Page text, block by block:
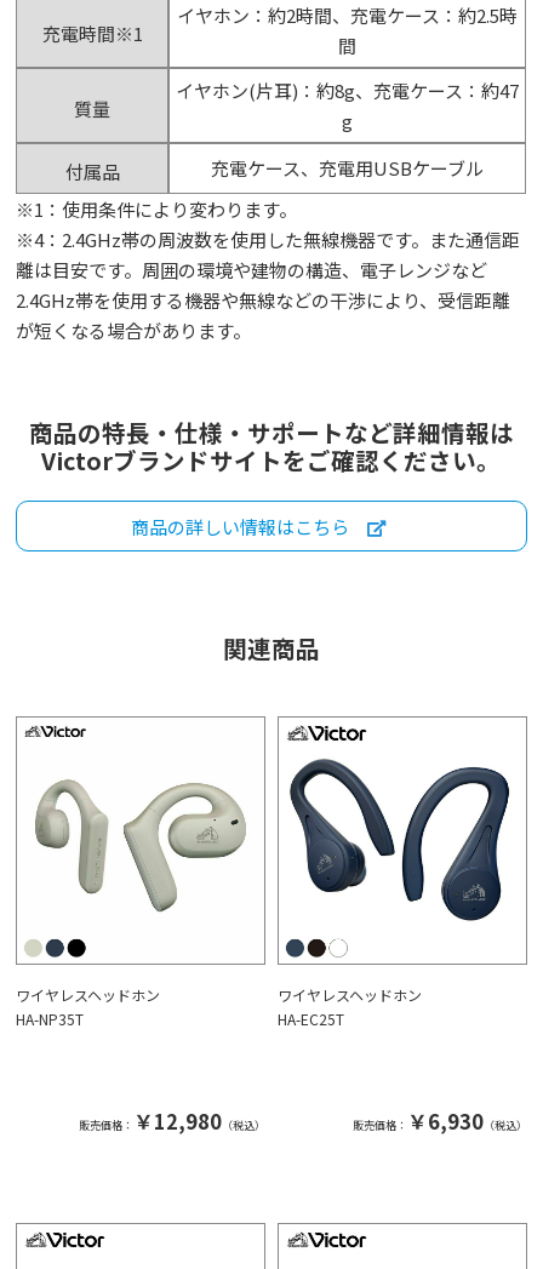
充電時間※1
イヤホン：約2時間、充電ケース：約2.5時
間
質量
イヤホン(片耳)：約8g、充電ケース：約47
g
付属品
充電ケース、充電用USBケーブル
※1：使用条件により変わります。
※4：2.4GHz帯の周波数を使用した無線機器です。また通信距
離は目安です。周囲の環境や建物の構造、電子レンジなど
2.4GHz帯を使用する機器や無線などの干渉により、受信距離
が短くなる場合があります。
商品の特長・仕様・サポートなど詳細情報は
Victorブランドサイトをご確認ください。
商品の詳しい情報はこちら
関連商品
ワイヤレスヘッドホン
HA-NP35T
販売価格： ￥12,980（税込）
ワイヤレスヘッドホン
HA-EC25T
販売価格： ￥6,930（税込）